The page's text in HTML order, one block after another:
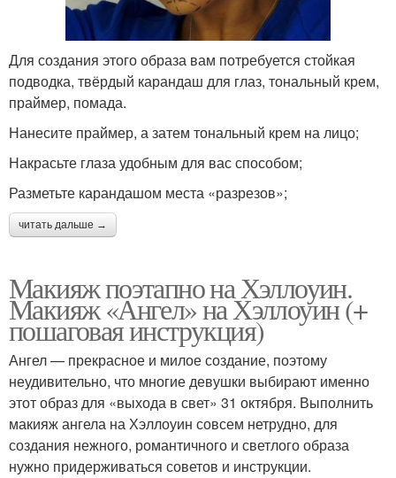
Для создания этого образа вам потребуется стойкая
подводка, твёрдый карандаш для глаз, тональный крем,
праймер, помада.
Нанесите праймер, а затем тональный крем на лицо;
Накрасьте глаза удобным для вас способом;
Разметьте карандашом места «разрезов»;
читать дальше →
Макияж поэтапно на Хэллоуин.
Макияж «Ангел» на Хэллоуин (+
пошаговая инструкция)
Ангел — прекрасное и милое создание, поэтому
неудивительно, что многие девушки выбирают именно
этот образ для «выхода в свет» 31 октября. Выполнить
макияж ангела на Хэллоуин совсем нетрудно, для
создания нежного, романтичного и светлого образа
нужно придерживаться советов и инструкции.